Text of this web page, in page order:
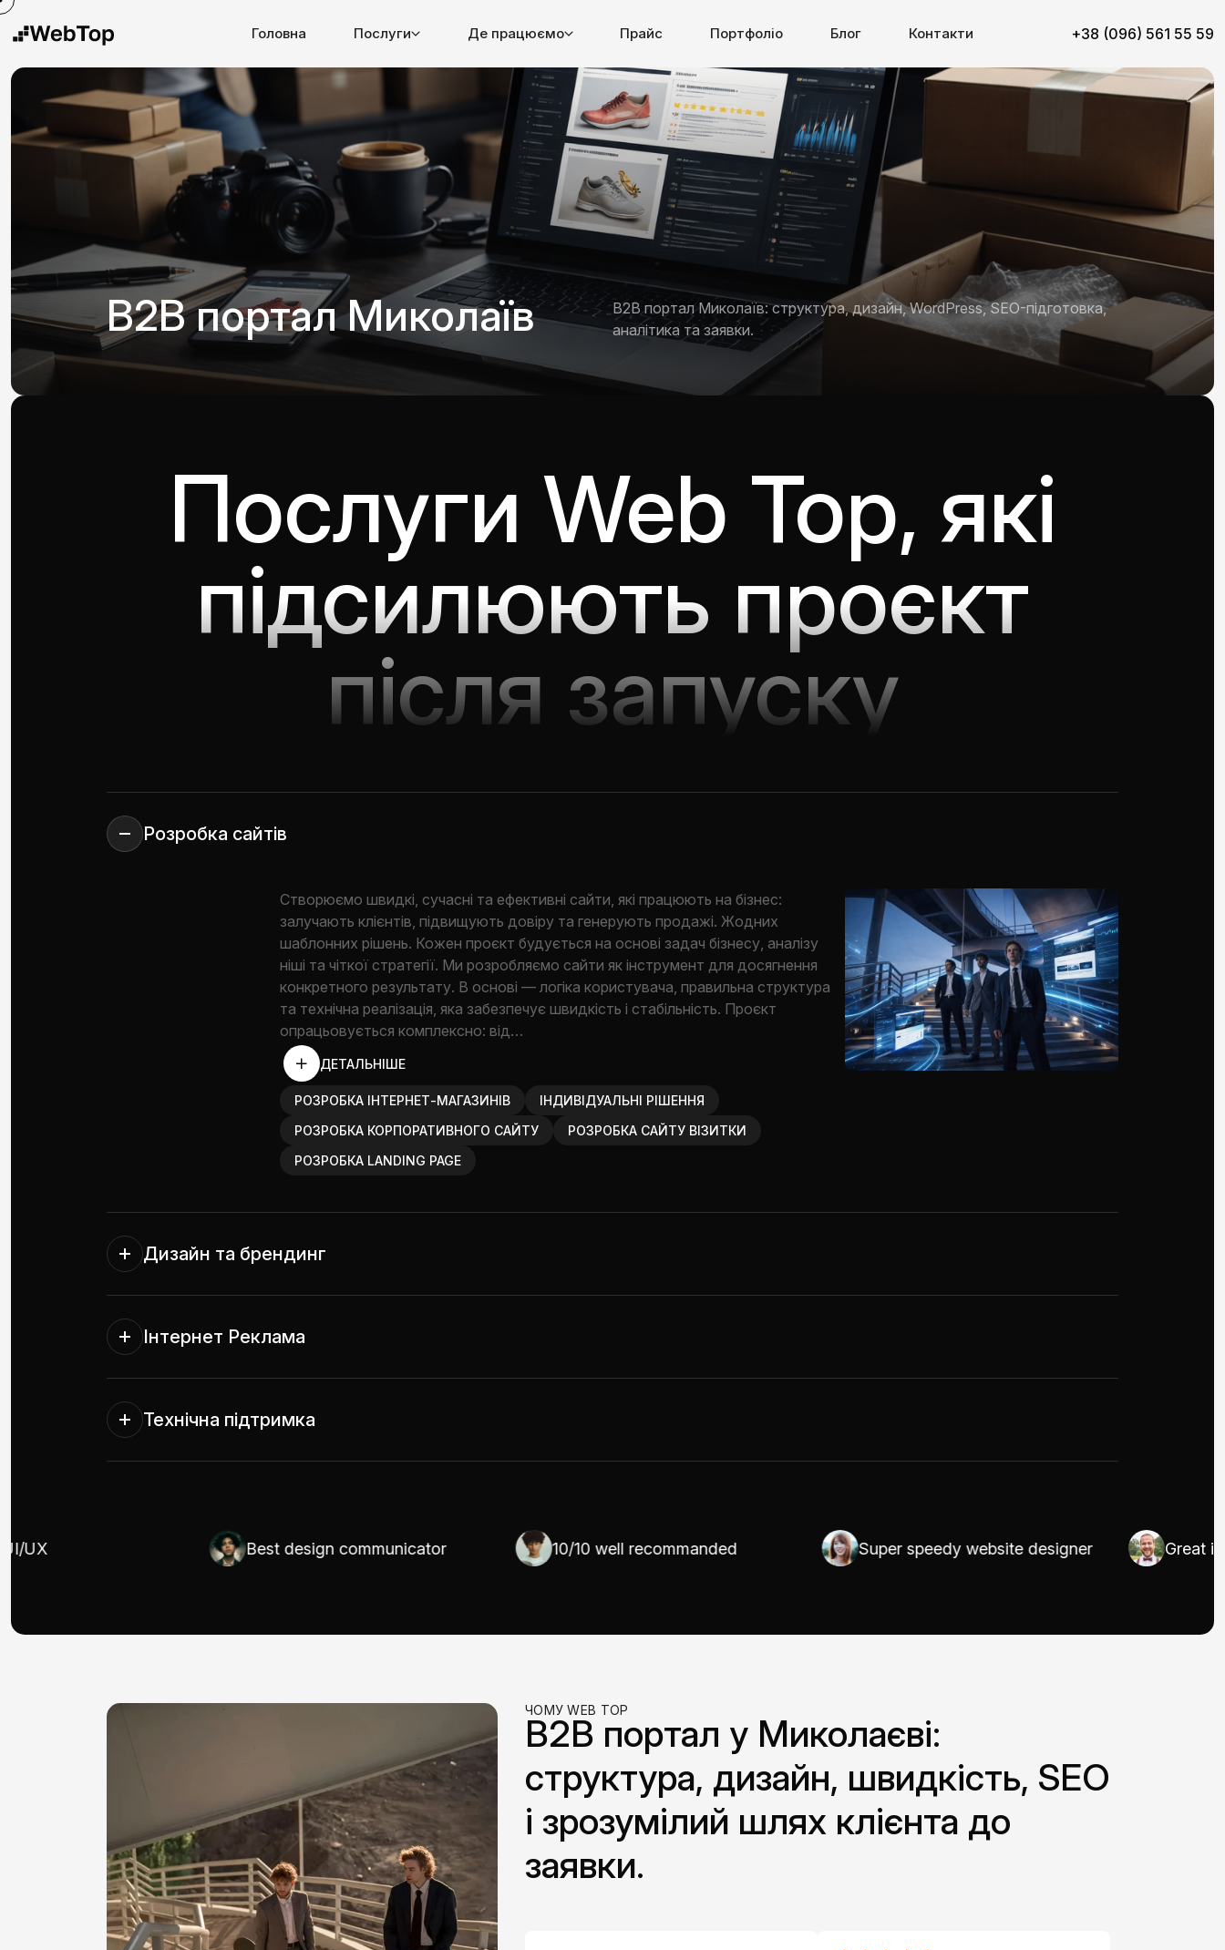
Головна Послуги Де працюємо Прайс Портфоліо Блог Контакти +38 (096) 561 55 59
B2B портал Миколаїв
B2B портал Миколаїв: структура, дизайн, WordPress, SEO-підготовка,
аналітика та заявки.
Послуги Web Top, які
підсилюють проєкт
після запуску
Розробка сайтів
Створюємо швидкі, сучасні та ефективні сайти, які працюють на бізнес:
залучають клієнтів, підвищують довіру та генерують продажі. Жодних
шаблонних рішень. Кожен проєкт будується на основі задач бізнесу, аналізу
ніші та чіткої стратегії. Ми розробляємо сайти як інструмент для досягнення
конкретного результату. В основі — логіка користувача, правильна структура
та технічна реалізація, яка забезпечує швидкість і стабільність. Проєкт
опрацьовується комплексно: від…
ДЕТАЛЬНІШЕ
РОЗРОБКА ІНТЕРНЕТ-МАГАЗИНІВ
ІНДИВІДУАЛЬНІ РІШЕННЯ
РОЗРОБКА КОРПОРАТИВНОГО САЙТУ
РОЗРОБКА САЙТУ ВІЗИТКИ
РОЗРОБКА LANDING PAGE
Дизайн та брендинг
Інтернет Реклама
Технічна підтримка
Best design communicator 10/10 well recommanded Super speedy website designer Great in UI/
ЧОМУ WEB TOP
B2B портал у Миколаєві:
структура, дизайн, швидкість, SEO
і зрозумілий шлях клієнта до
заявки.